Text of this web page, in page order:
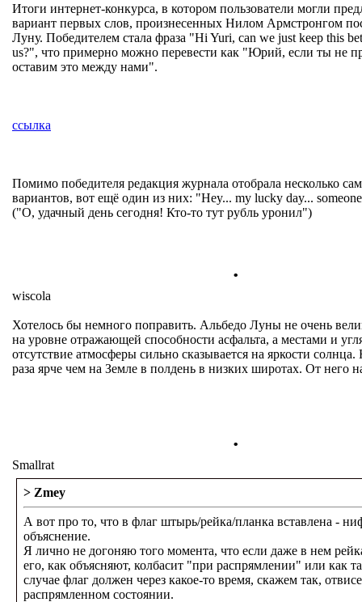
Итоги интернет-конкурса, в котором пользователи могли
вариант первых слов, произнесенных Нилом Армстронгом
Луну. Победителем стала фраза "Hi Yuri, can we just keep this
us?", что примерно можно перевести как "Юрий, если ты не
оставим это между нами".
ссылка
Помимо победителя редакция журнала отобрала несколько
вариантов, вот ещё один из них: "Hey... my lucky day...
("О, удачный день сегодня! Кто-то тут рубль уронил")
.
wiscola
Хотелось бы немного поправить. Альбедо Луны не очень
на уровне отражающей способности асфальта, а местами и
отсутствие атмосферы сильно сказывается на яркости
раза ярче чем на Земле в полдень в низких широтах. От него
.
Smallrat
> Zmey
А вот про то, что в флаг штырь/рейка/планка вставлена -
объяснение.
Я лично не догоняю того момента, что если даже в нем
его, как объясняют, колбасит "при распрямлении" или как
случае флаг должен через какое-то время, скажем так,
распрямленном состоянии.